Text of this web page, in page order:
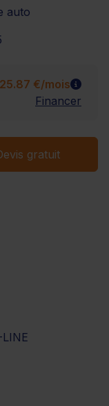
auto
€/mois
Financer
gratuit